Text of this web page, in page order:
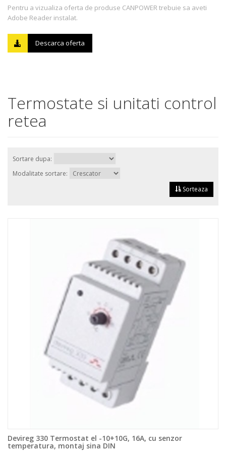
Pentru a vizualiza oferta de produse CANPOWER trebuie sa aveti
Adobe Reader instalat.
Descarca oferta
Termostate si unitati control
retea
Sortare dupa:
Modalitate sortare:
Sorteaza
Devireg 330 Termostat el -10+10G, 16A, cu senzor
temperatura, montaj sina DIN